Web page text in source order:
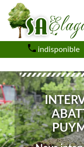
indisponible